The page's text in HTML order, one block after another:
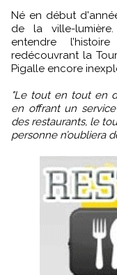
Né en début
de la ville-
entendre
redécouvrant la Tour
Pigalle encore
"Le tout en tout en
en offrant un
des restaurants, le
personne n’oubliera